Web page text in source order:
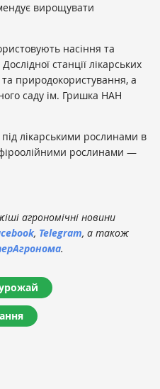
вирощувати
насіння та
станції лікарських
та природокористування, а
саду ім. Гришка НАН
лікарськими рослинами в
рослинами —
агрономічні новини
, Telegram, а також
.